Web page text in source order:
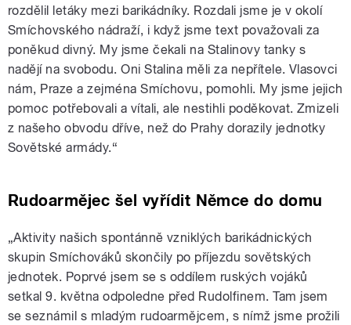
rozdělil letáky mezi barikádníky. Rozdali jsme je v okolí
Smíchovského nádraží, i když jsme text považovali za
poněkud divný. My jsme čekali na Stalinovy tanky s
nadějí na svobodu. Oni Stalina měli za nepřítele. Vlasovci
nám, Praze a zejména Smíchovu, pomohli. My jsme jejich
pomoc potřebovali a vítali, ale nestihli poděkovat. Zmizeli
z našeho obvodu dříve, než do Prahy dorazily jednotky
Sovětské armády.“
Rudoarmějec šel vyřídit Němce do domu
„Aktivity našich spontánně vzniklých barikádnických
skupin Smíchováků skončily po příjezdu sovětských
jednotek. Poprvé jsem se s oddílem ruských vojáků
setkal 9. května odpoledne před Rudolfinem. Tam jsem
se seznámil s mladým rudoarmějcem, s nímž jsme prožili